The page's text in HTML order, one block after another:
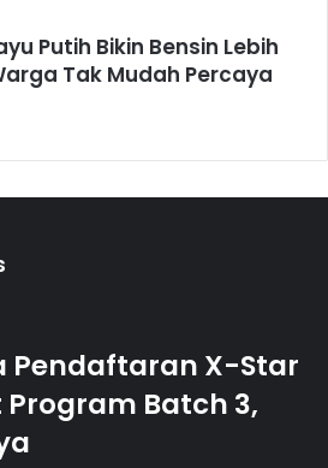
Putih Bikin Bensin Lebih
Tak Mudah Percaya
Pendaftaran X-Star
Batch 3,